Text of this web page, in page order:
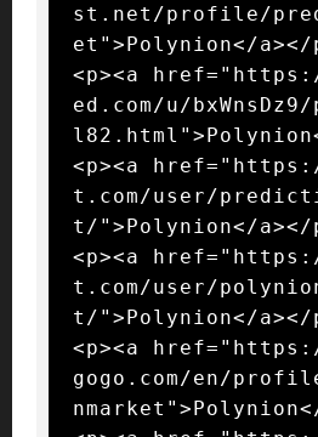
st.net/profile/
et">Polynion</a></
<p><a
ed.com/u/
<p><a
t.com/user/
t/">Polynion</a></
<p><a
t.com/user/
t/">Polynion</a></
<p><a
gogo.com/en/